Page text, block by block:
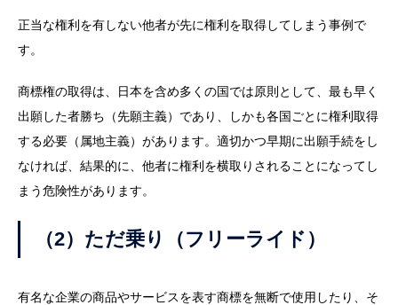
正当な権利を有しない他者が先に権利を取得してしまう事例で
す。
商標権の取得は、日本を含め多くの国では原則として、最も早く
出願した者勝ち（先願主義）であり、しかも各国ごとに権利取得
する必要（属地主義）があります。適切かつ早期に出願手続をし
なければ、結果的に、他者に権利を横取りされることになってし
まう危険性があります。
（2）ただ乗り（フリーライド）
有名な企業の商品やサービスを表す商標を無断で使用したり、そ